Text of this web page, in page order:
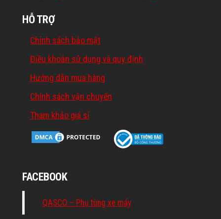
HỖ TRỢ
Chính sách bảo mật
Điều khoản sử dụng và quy định
Hướng dẫn mua hàng
Chính sách vận chuyển
Tham khảo giá sỉ
FACEBOOK
QASCO – Phụ tùng xe máy